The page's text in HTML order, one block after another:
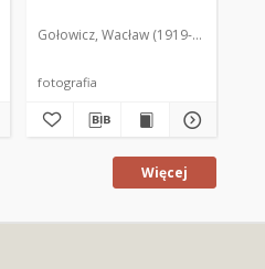
Fot.Gołowicz, Wacław (1919-1983). Fot.
fotografia
Więcej